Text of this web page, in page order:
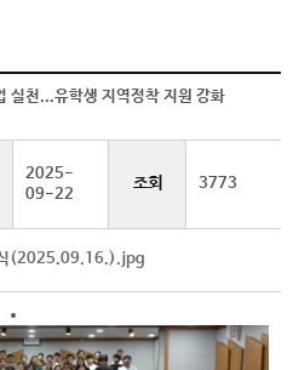
실천...유학생 지역정착 지원 강화
2025-
09-22
조회 3773
식(2025.09.16.).jpg